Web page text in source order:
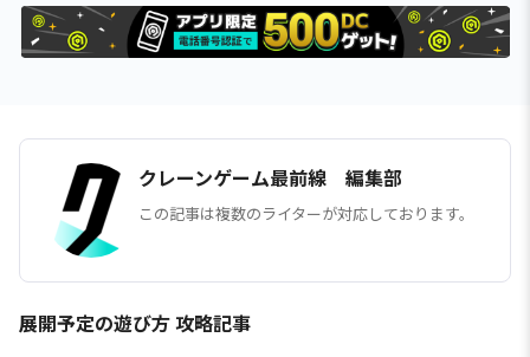
クレーンゲーム最前線 編集部
この記事は複数のライターが対応しております。
展開予定の遊び方 攻略記事